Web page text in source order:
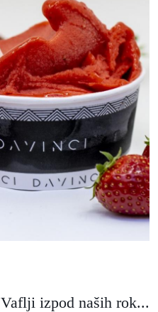
Vaflji izpod naših rok...